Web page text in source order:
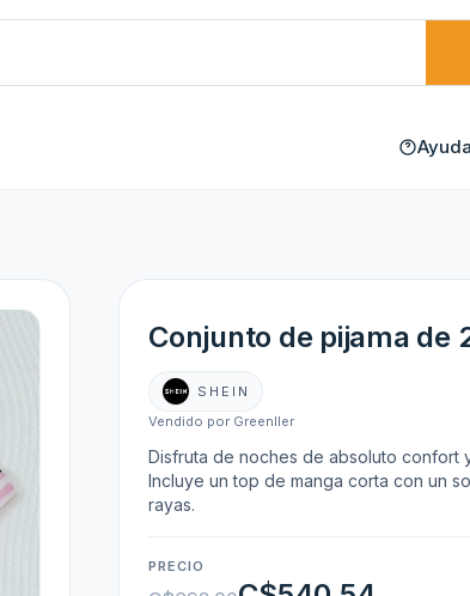
Ayuda
Conjunto de pijama de
SHEIN
Vendido por Greenller
Disfruta de noches de absoluto confort
Incluye un top de manga corta con un
rayas.
PRECIO